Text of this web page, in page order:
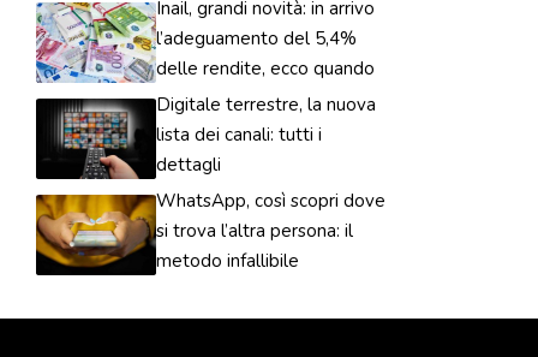
Inail, grandi novità: in arrivo
l’adeguamento del 5,4%
delle rendite, ecco quando
Digitale terrestre, la nuova
lista dei canali: tutti i
dettagli
WhatsApp, così scopri dove
si trova l’altra persona: il
metodo infallibile